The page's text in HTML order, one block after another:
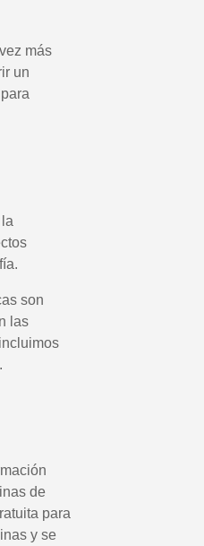
Obtenga su presupuesto
más
un
son
las
de
para
y se